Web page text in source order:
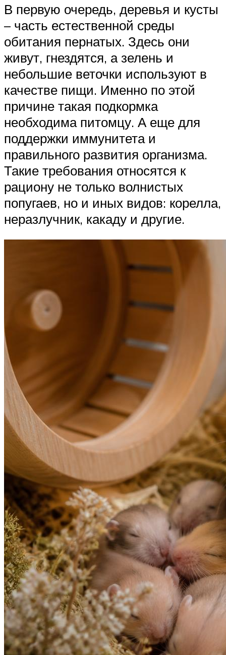
В первую очередь, деревья и кусты
– часть естественной среды
обитания пернатых. Здесь они
живут, гнездятся, а зелень и
небольшие веточки используют в
качестве пищи. Именно по этой
причине такая подкормка
необходима питомцу. А еще для
поддержки иммунитета и
правильного развития организма.
Такие требования относятся к
рациону не только волнистых
попугаев, но и иных видов: корелла,
неразлучник, какаду и другие.